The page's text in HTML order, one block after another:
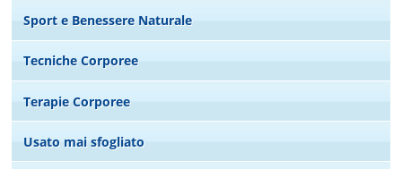
Sport e Benessere Naturale
Tecniche Corporee
Terapie Corporee
Usato mai sfogliato